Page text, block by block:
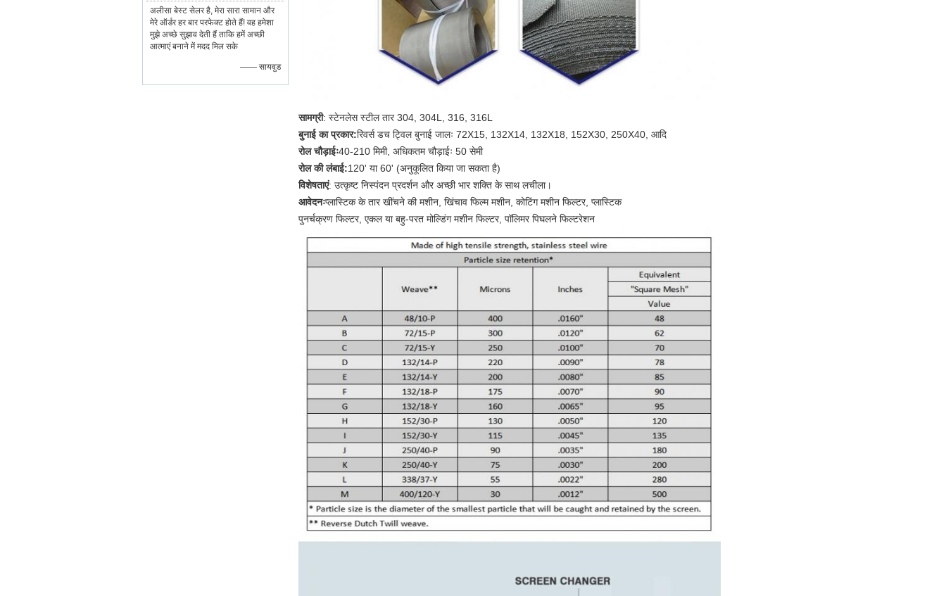
अलीसा बेस्ट सेलर है, मेरा सारा सामान और
मेरे ऑर्डर हर बार परफेक्ट होते हैं! वह हमेशा
मुझे अच्छे सुझाव देती हैं ताकि हमें अच्छी
आत्माएं बनाने में मदद मिल सके
—— सायवुड
सामग्री: स्टेनलेस स्टील तार 304, 304L, 316, 316L
बुनाई का प्रकार:रिवर्स डच ट्विल बुनाई जालः 72X15, 132X14, 132X18, 152X30, 250X40, आदि
रोल चौड़ाईः40-210 मिमी, अधिकतम चौड़ाईः 50 सेमी
रोल की लंबाई:120' या 60' (अनुकूलित किया जा सकता है)
विशेषताएं: उत्कृष्ट निस्पंदन प्रदर्शन और अच्छी भार शक्ति के साथ लचीला।
आवेदनःप्लास्टिक के तार खींचने की मशीन, खिंचाव फिल्म मशीन, कोटिंग मशीन फिल्टर, प्लास्टिक
पुनर्चक्रण फिल्टर, एकल या बहु-परत मोल्डिंग मशीन फिल्टर, पॉलिमर पिघलने फिल्टरेशन